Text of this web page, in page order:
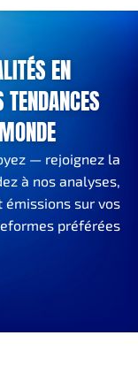
EN
— rejoignez la
à nos analyses,
sur vos
préférées.